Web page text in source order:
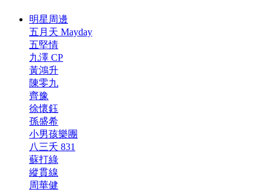
明星周邊
五月天 Mayday
五堅情
九澤 CP
黃鴻升
陳零九
齊豫
徐懷鈺
孫盛希
小男孩樂團
八三夭 831
蘇打綠
縱貫線
周華健